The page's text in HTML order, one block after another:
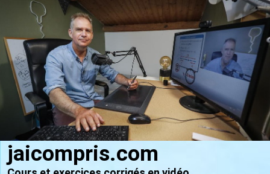
jaicompris.com